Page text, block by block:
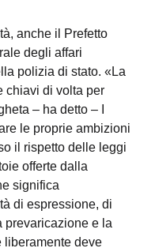
anche il Prefetto
degli affari
polizia di stato. «La
chiavi di volta per
– ha detto – I
le proprie ambizioni
il rispetto delle leggi
offerte dalla
significa
di espressione, di
prevaricazione e la
liberamente deve